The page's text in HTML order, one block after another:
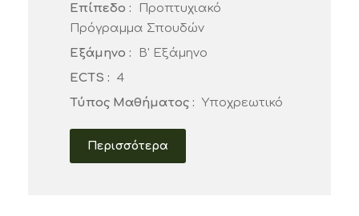
Επίπεδο :
Προπτυχιακό
Πρόγραμμα Σπουδών
Εξάμηνο :
Β' Εξάμηνο
ECTS : 4
Τύπος Μαθήματος : Υποχρεωτικό
Περισσότερα